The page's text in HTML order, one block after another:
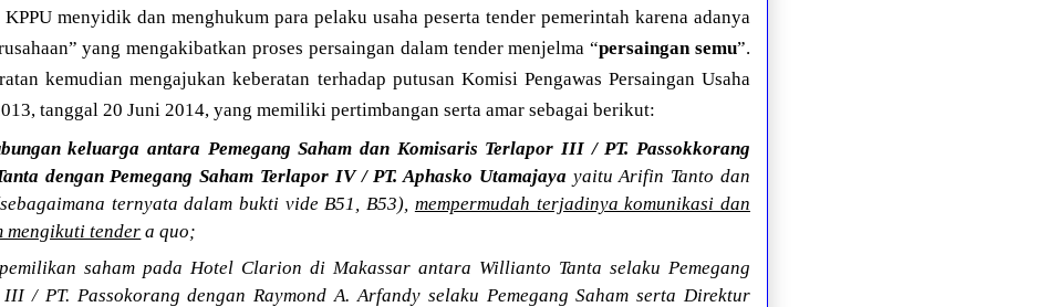
menyidik dan menghukum para pelaku usaha peserta tender pemerintah karena adanya
yang mengakibatkan proses persaingan dalam tender menjelma “persaingan semu”.
kemudian mengajukan keberatan terhadap putusan Komisi Pengawas Persaingan Usaha
tanggal 20 Juni 2014, yang memiliki pertimbangan serta amar sebagai berikut:
keluarga antara Pemegang Saham dan Komisaris Terlapor III / PT. Passokkorang
dengan Pemegang Saham Terlapor IV / PT. Aphasko Utamajaya yaitu Arifin Tanto dan
ternyata dalam bukti vide B51, B53), mempermudah terjadinya komunikasi dan
mengikuti tender a quo;
saham pada Hotel Clarion di Makassar antara Willianto Tanta selaku Pemegang
/ PT. Passokorang dengan Raymond A. Arfandy selaku Pemegang Saham serta Direktur